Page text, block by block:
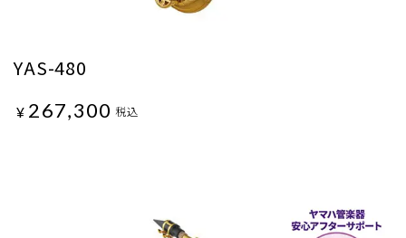
YAS-480
¥ 267,300 税込